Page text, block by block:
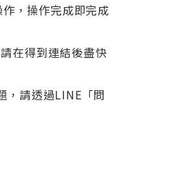
，操作完成即完成
在得到連結後盡快
，請透過LINE「問